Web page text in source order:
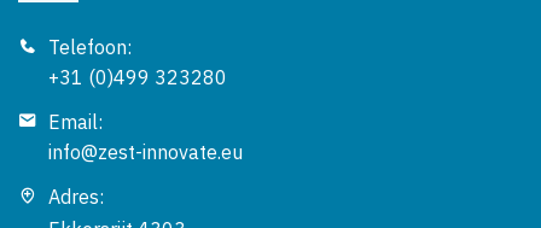
Telefoon:
+31 (0)499 323280
Email:
info@zest-innovate.eu
Adres: